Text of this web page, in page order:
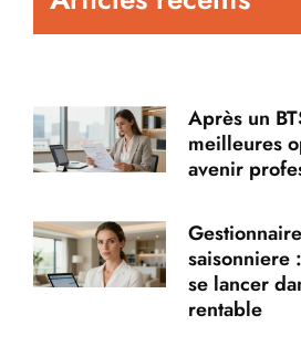
Après un
meilleures
avenir
saisonniere
se lancer
rentable